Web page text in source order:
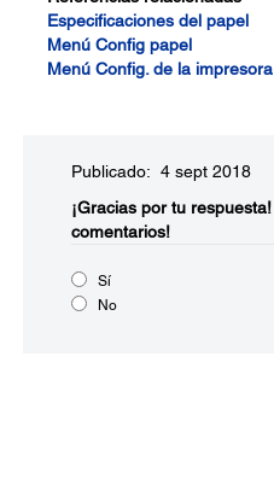
Especificaciones del papel
Menú Config papel
Menú Config. de la impresora
Publicado: 4 sept 2018
¡Gracias por tu respuesta!
comentarios!
Sí
No